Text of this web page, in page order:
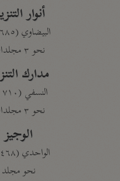
أنوار
البيضاوي (٦٨٥ هـ)
نحو ٣ مجلدات
مدارك
النسفي (٧١٠ هـ)
نحو ٣ مجلدات
الوجيز
الواحدي (٤٦٨ هـ)
نحو مجلد